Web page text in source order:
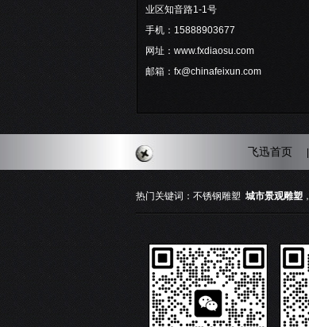
业区知音路1-1号
手机：15888903677
网址：www.fxdiaosu.com
邮箱：fx@chinafeixun.com
飞迅首页
热门关键词： 不锈钢雕塑 城市景观雕塑，